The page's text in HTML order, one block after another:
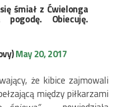
śmiał z Ćwielonga
pogodę. Obiecuję.
May 20, 2017
że kibice zajmowali
między piłkarzami